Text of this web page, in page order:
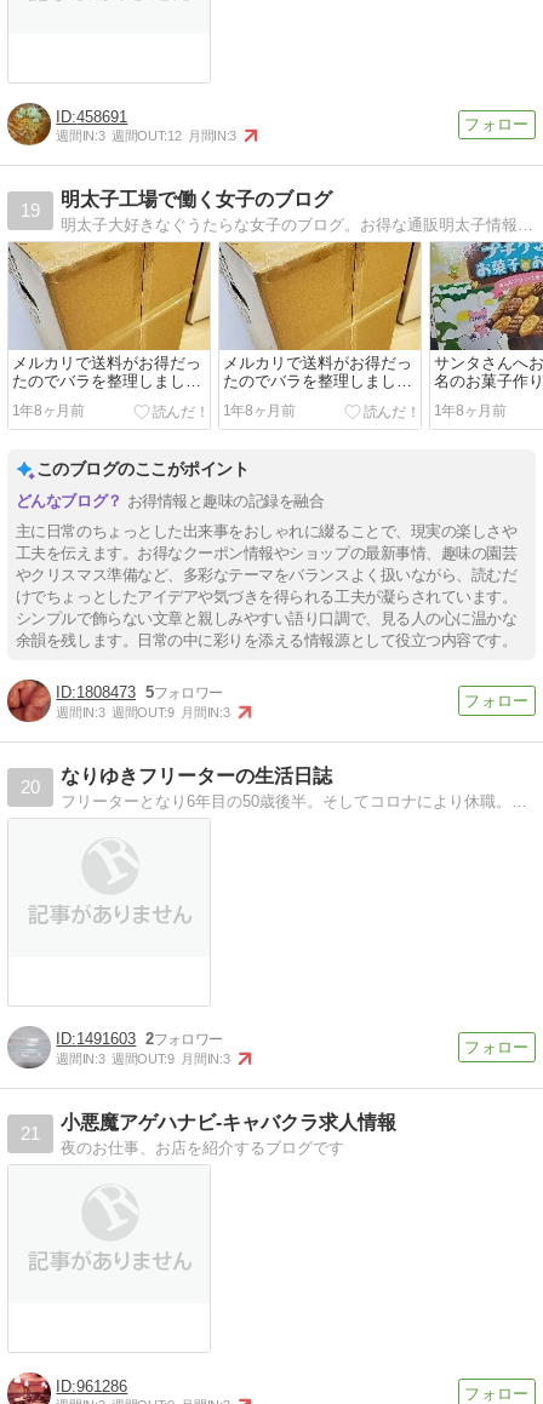
458691
週間IN:3 週間OUT:12 月間IN:3
19
明太子工場で働く女子のブログ
明太子大好きなぐうたらな女子のブログ。お得な通販明太子情報と明太子工場での日常を書いています。
メルカリで送料がお得だっ
たのでバラを整理しまし
た！
1年8ヶ月前
メルカリで送料がお得だっ
たのでバラを整理しまし
た！
1年8ヶ月前
サンタさんへ
名のお菓子作
ール購入
1年8ヶ月前
このブログのここがポイント
お得情報と趣味の記録を融合
主に日常のちょっとした出来事をおしゃれに綴ることで、現実の楽しさや
工夫を伝えます。お得なクーポン情報やショップの最新事情、趣味の園芸
やクリスマス準備など、多彩なテーマをバランスよく扱いながら、読むだ
けでちょっとしたアイデアや気づきを得られる工夫が凝らされています。
シンプルで飾らない文章と親しみやすい語り口調で、見る人の心に温かな
余韻を残します。日常の中に彩りを添える情報源として役立つ内容です。
1808473 5
週間IN:3 週間OUT:9 月間IN:3
20
なりゆきフリーターの生活日誌
フリーターとなり6年目の50歳後半。そしてコロナにより休職。これからどうなるのか。
1491603 2
週間IN:3 週間OUT:9 月間IN:3
21
小悪魔アゲハナビ-キャバクラ求人情報
夜のお仕事、お店を紹介するブログです
961286